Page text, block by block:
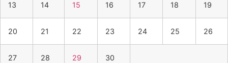
13 14 15 16 17 18 19
20 21 22 23 24 25 26
27 28 29 30